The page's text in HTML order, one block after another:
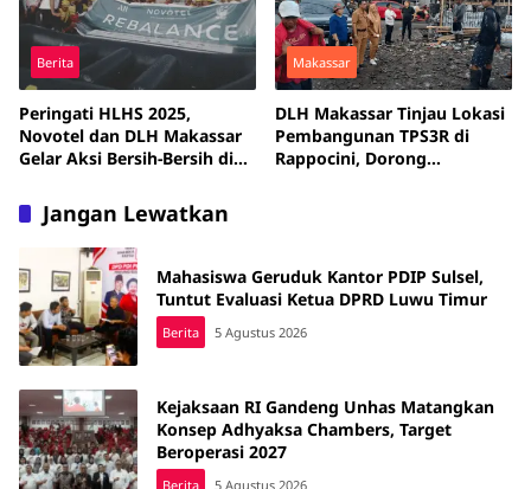
Berita
Peringati HLHS 2025,
Novotel dan DLH Makassar
Gelar Aksi Bersih-Bersih di
Makassar
DLH Makassar Tinjau Lokasi
Pembangunan TPS3R di
Rappocini, Dorong
Jangan Lewatkan
Mahasiswa Geruduk Kantor PDIP Sulsel,
Tuntut Evaluasi Ketua DPRD Luwu Timur
Berita 5 Agustus 2026
Kejaksaan RI Gandeng Unhas Matangkan
Konsep Adhyaksa Chambers, Target
Beroperasi 2027
Berita 5 Agustus 2026